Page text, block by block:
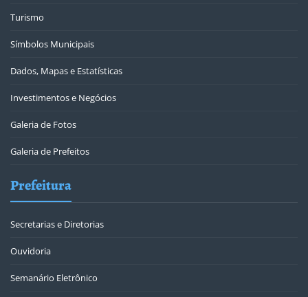
Turismo
Símbolos Municipais
Dados, Mapas e Estatísticas
Investimentos e Negócios
Galeria de Fotos
Galeria de Prefeitos
Prefeitura
Secretarias e Diretorias
Ouvidoria
Semanário Eletrônico